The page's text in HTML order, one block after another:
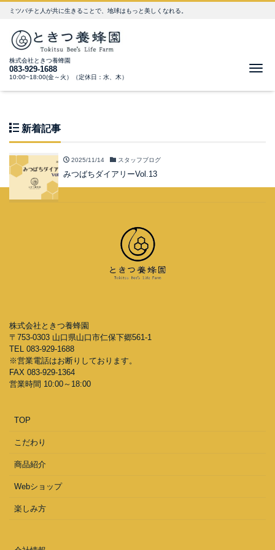
ミツバチと人が共に生きることで、地球はもっと美しくなれる。
株式会社ときつ養蜂園
083-929-1688
10:00~18:00(金～火）（定休日：水、木）
新着記事
2025/11/14 スタッフブログ
みつばちダイアリーVol.13
株式会社ときつ養蜂園
〒753-0303 山口県山口市仁保下郷561-1
TEL 083-929-1688
※営業電話はお断りしております。
FAX 083-929-1364
営業時間 10:00～18:00
TOP
こだわり
商品紹介
Webショップ
楽しみ方